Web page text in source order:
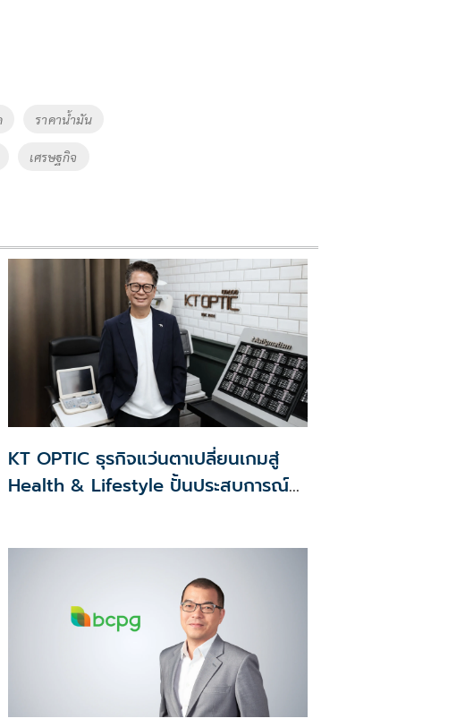
ราคาน้ำมัน
เศรษฐกิจ
KT OPTIC ธุรกิจแว่นตาเปลี่ยนเกมสู่
Health & Lifestyle ปั้นประสบการณ์